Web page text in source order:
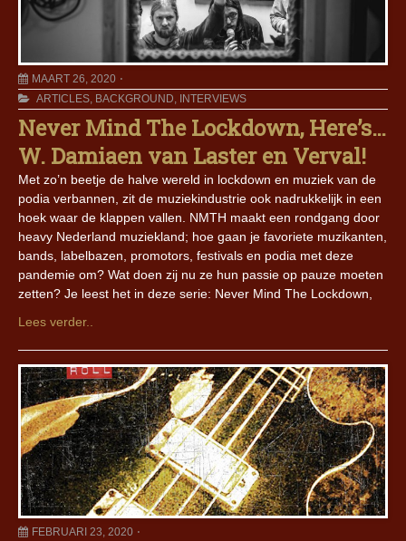
MAART 26, 2020
ARTICLES, BACKGROUND, INTERVIEWS
Never Mind The Lockdown, Here’s…
W. Damiaen van Laster en Verval!
Met zo’n beetje de halve wereld in lockdown en muziek van de
podia verbannen, zit de muziekindustrie ook nadrukkelijk in een
hoek waar de klappen vallen. NMTH maakt een rondgang door
heavy Nederland muziekland; hoe gaan je favoriete muzikanten,
bands, labelbazen, promotors, festivals en podia met deze
pandemie om? Wat doen zij nu ze hun passie op pauze moeten
zetten? Je leest het in deze serie: Never Mind The Lockdown,
Lees verder..
FEBRUARI 23, 2020